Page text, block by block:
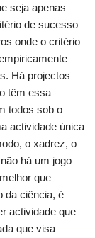
seja apenas
de sucesso
onde o critério
Há projectos
têm essa
todos sob o
actividade única
o xadrez, o
há um jogo
que
da ciência, é
actividade que
que visa